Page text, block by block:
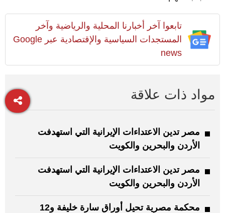
تابعوا آخر أخبارنا المحلية والرياضية وآخر
المستجدات السياسية والإقتصادية عبر Google
news
مواد ذات علاقة
مصر تدين الاعتداءات الإيرانية التي استهدفت
الأردن والبحرين والكويت
مصر تدين الاعتداءات الإيرانية التي استهدفت
الأردن والبحرين والكويت
محكمة مصرية تحيل أوراق سارة خليفة و12